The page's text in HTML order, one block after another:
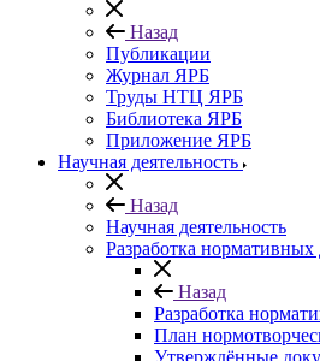
Назад
Публикации
Журнал ЯРБ
Труды НТЦ ЯРБ
Библиотека ЯРБ
Приложение ЯРБ
Научная деятельность
Назад
Научная деятельность
Разработка нормативных
Назад
Разработка
План
Утверждённые